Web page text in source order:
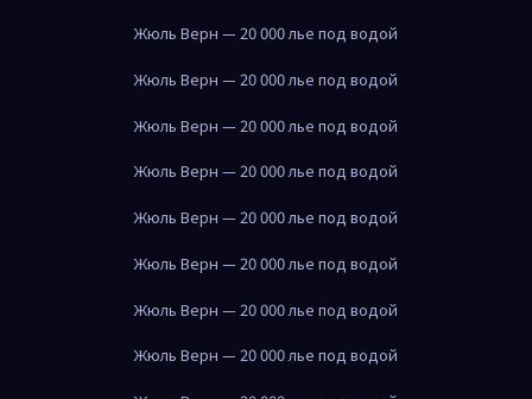
Жюль Верн — 20 000 лье под водой
Жюль Верн — 20 000 лье под водой
Жюль Верн — 20 000 лье под водой
Жюль Верн — 20 000 лье под водой
Жюль Верн — 20 000 лье под водой
Жюль Верн — 20 000 лье под водой
Жюль Верн — 20 000 лье под водой
Жюль Верн — 20 000 лье под водой